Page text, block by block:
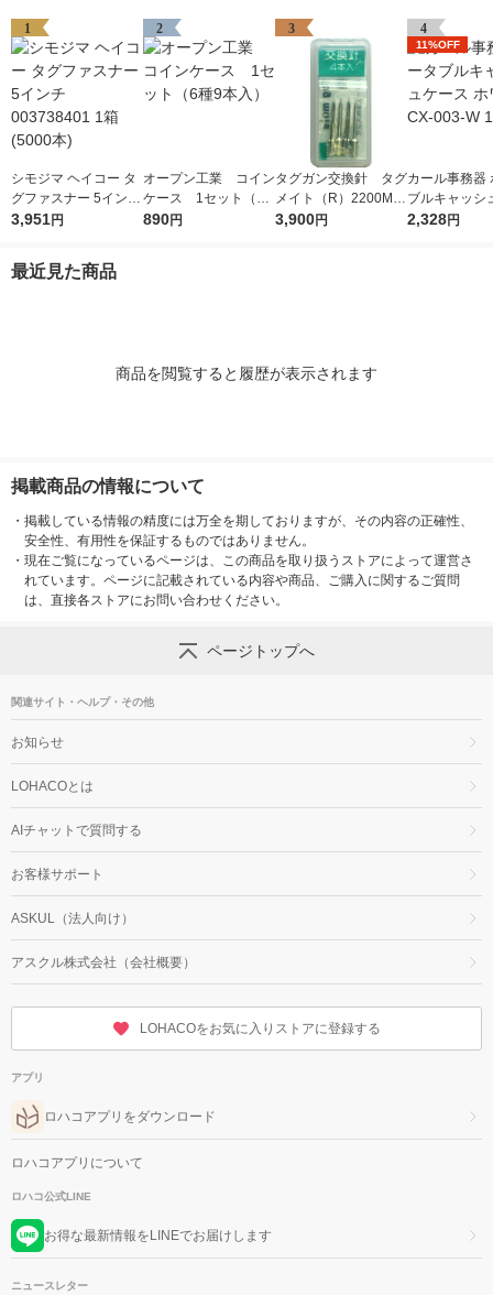
1
シモジマ ヘイコー タ
グファスナー 5インチ
003738401 1箱(5000
3,951円
2
オープン工業 コイン
ケース 1セット（6
種9本入）
890円
3
タグガン交換針 タグ
メイト（R）2200MS
専用スペア針 1袋
3,900円
4
11%OFF
カール事務器
ブルキャッシ
ホワイト CX-
2,328円
最近見た商品
商品を閲覧すると履歴が表示されます
掲載商品の情報について
・ 掲載している情報の精度には万全を期しておりますが、その内容の正確性、
安全性、有用性を保証するものではありません。
・ 現在ご覧になっているページは、この商品を取り扱うストアによって運営さ
れています。ページに記載されている内容や商品、ご購入に関するご質問
は、直接各ストアにお問い合わせください。
ページトップへ
関連サイト・ヘルプ・その他
お知らせ
LOHACOとは
AIチャットで質問する
お客様サポート
ASKUL（法人向け）
アスクル株式会社（会社概要）
LOHACOをお気に入りストアに登録する
アプリ
ロハコアプリをダウンロード
ロハコアプリについて
ロハコ公式LINE
お得な最新情報をLINEでお届けします
ニュースレター